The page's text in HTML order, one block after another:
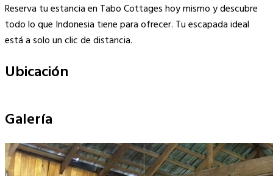
Reserva tu estancia en Tabo Cottages hoy mismo y descubre
todo lo que Indonesia tiene para ofrecer. Tu escapada ideal
está a solo un clic de distancia.
Ubicación
+
Galería